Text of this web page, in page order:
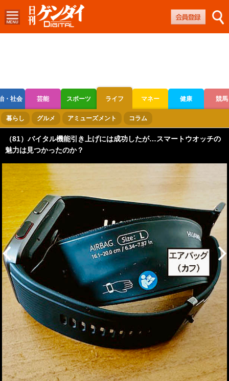
・社会 芸能 スポーツ ライフ マネー 健康 競馬
ボートレース 競輪 オートレース
暮らし グルメ アミューズメント コラム
（81）バイタル機能引き上げには成功したが…スマートウオッチの
魅力は見つかったのか？